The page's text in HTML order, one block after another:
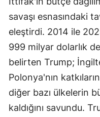
savaşı esnasındaki
eleştirdi. 2014 ile
999 milyar dolarlık
belirten Trump;
Polonya'nın
diğer bazı ülkelerin
kaldığını savundu.